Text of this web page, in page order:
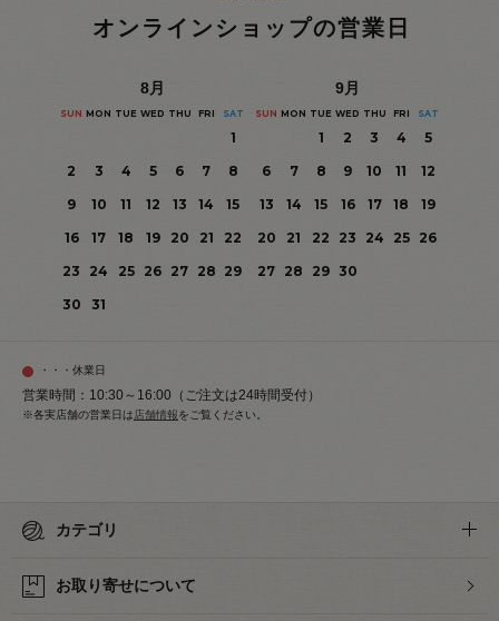
オンラインショップの営業日
8月
SUN MON TUE WED THU FRI SAT
1
2
3 4 5 6 7
8
9
10 11 12 13 14
15
16
17 18 19 20 21
22
23
24 25 26 27 28 29
30
31
9月
SUN MON TUE WED THU FRI SAT
1 2 3 4
5
6
7 8 9 10 11
12
13
14 15 16 17 18
19
20
21 22 23 24 25
26
27 28 29 30
・・・休業日
営業時間：10:30～16:00（ご注文は24時間受付）
※各実店舗の営業日は店舗情報をご覧ください。
カテゴリ
お取り寄せについて